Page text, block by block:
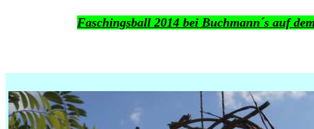
Faschingsball 2014 bei Buchmann´s auf